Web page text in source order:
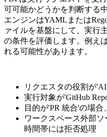
可可能かどうかを判断する
エンジンはYAMLまたは
ァイルを基盤にして、実行
の条件を評価します。例え
れる可能性があります。
リクエスタの役割が'AI
実行対象が'GitHub
目的が'PR 統合'の場合、
ワークスペース外部
時間帯には拒否処理